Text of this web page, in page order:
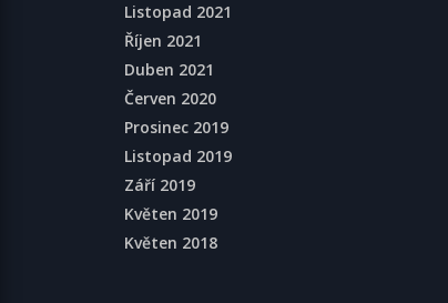
Listopad 2021
Říjen 2021
Duben 2021
Červen 2020
Prosinec 2019
Listopad 2019
Září 2019
Květen 2019
Květen 2018